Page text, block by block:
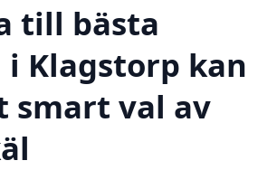
till bästa
i Klagstorp kan
smart val av